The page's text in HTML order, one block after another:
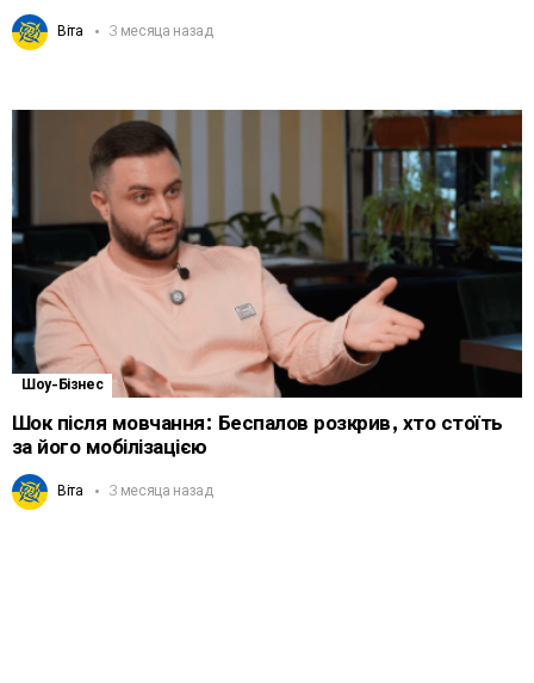
Віта 3 месяца назад
Шоу-Бізнес
Шок після мовчання: Беспалов розкрив, хто стоїть
за його мобілізацією
Віта 3 месяца назад